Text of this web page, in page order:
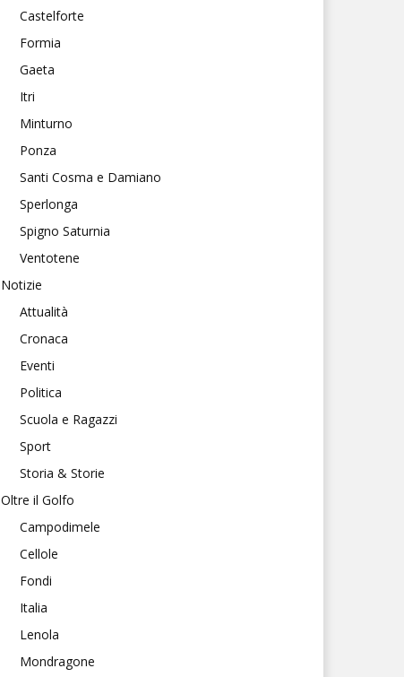
Castelforte
Formia
Gaeta
Itri
Minturno
Ponza
Santi Cosma e Damiano
Sperlonga
Spigno Saturnia
Ventotene
Notizie
Attualità
Cronaca
Eventi
Politica
Scuola e Ragazzi
Sport
Storia & Storie
Oltre il Golfo
Campodimele
Cellole
Fondi
Italia
Lenola
Mondragone